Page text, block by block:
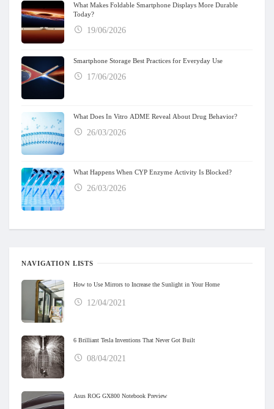
What Makes Foldable Smartphone Displays More Durable
Today?
19/06/2026
Smartphone Storage Best Practices for Everyday Use
17/06/2026
What Does In Vitro ADME Reveal About Drug Behavior?
26/03/2026
What Happens When CYP Enzyme Activity Is Blocked?
26/03/2026
NAVIGATION LISTS
How to Use Mirrors to Increase the Sunlight in Your Home
12/04/2021
6 Brilliant Tesla Inventions That Never Got Built
08/04/2021
Asus ROG GX800 Notebook Preview